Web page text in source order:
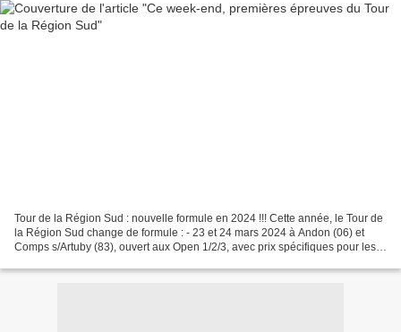
Tour de la Région Sud : nouvelle formule en 2024 !!! Cette année, le Tour de
la Région Sud change de formule : - 23 et 24 mars 2024 à Andon (06) et
Comps s/Artuby (83), ouvert aux Open 1/2/3, avec prix spécifiques pour les